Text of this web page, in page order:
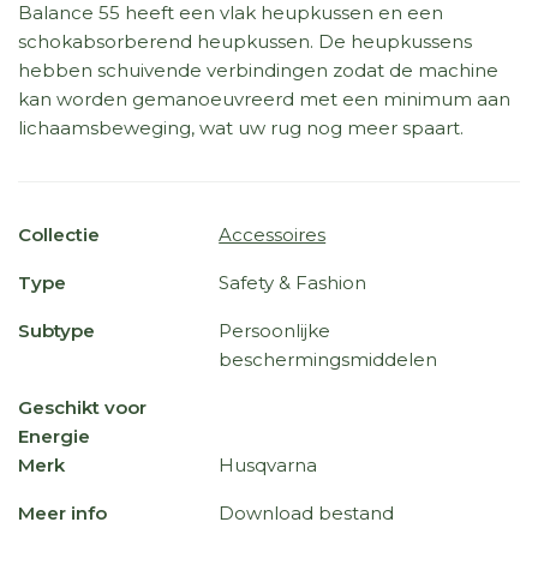
Balance 55 heeft een vlak heupkussen en een
schokabsorberend heupkussen. De heupkussens
hebben schuivende verbindingen zodat de machine
kan worden gemanoeuvreerd met een minimum aan
lichaamsbeweging, wat uw rug nog meer spaart.
Collectie Accessoires
Type Safety & Fashion
Subtype
Persoonlijke
beschermingsmiddelen
Geschikt voor
Energie
Merk
Husqvarna
Meer info Download bestand